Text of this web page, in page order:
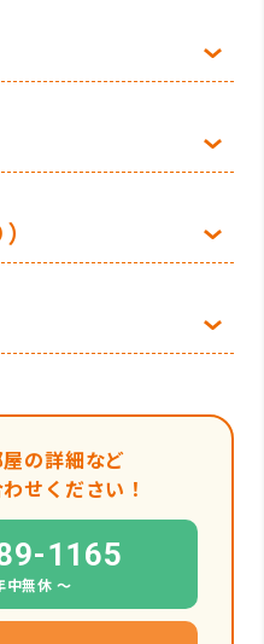
の詳細など
せください！
1165
中無休 〜